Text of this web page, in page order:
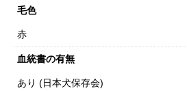
毛色
赤
血統書の有無
あり (日本犬保存会)